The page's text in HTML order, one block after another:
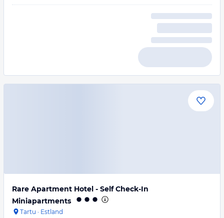
Rare Apartment Hotel - Self Check-In
Miniapartments
Tartu · Estland